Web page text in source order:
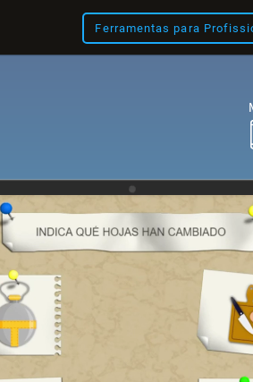
Ferramentas para